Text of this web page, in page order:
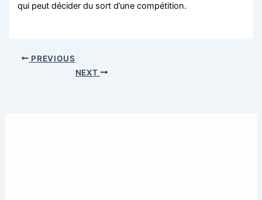
qui peut décider du sort d’une compétition.
PREVIOUS
NEXT